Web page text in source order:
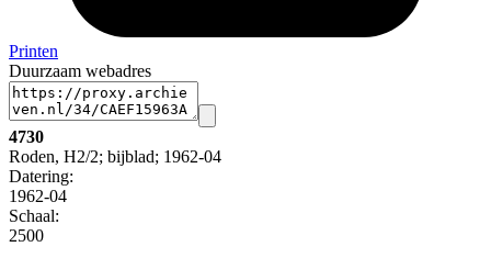
Printen
Duurzaam webadres
4730
Roden, H2/2; bijblad; 1962-04
Datering:
1962-04
Schaal:
2500